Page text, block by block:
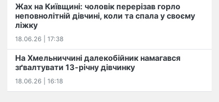
Жах на Київщині: чоловік перерізав горло
неповнолітній дівчині, коли та спала у своєму
ліжку
18.06.26 | 17:38
На Хмельниччині далекобійник намагався
зґвалтувати 13-річну дівчинку
18.06.26 | 16:18